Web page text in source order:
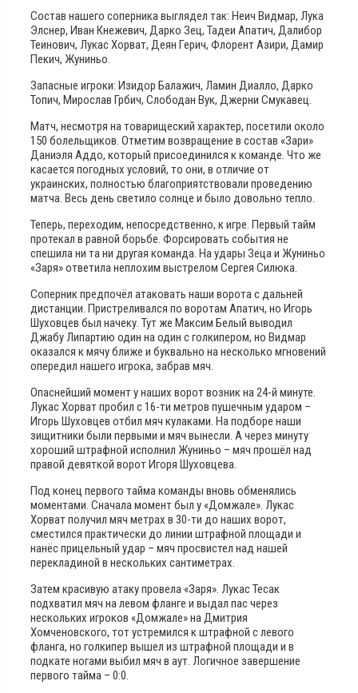
Состав нашего соперника выглядел так: Неич Видмар, Лука
Элснер, Иван Кнежевич, Дарко Зец, Тадеи Апатич, Далибор
Теинович, Лукас Хорват, Деян Герич, Флорент Азири, Дамир
Пекич, Жуниньо.
Запасные игроки: Изидор Балажич, Ламин Диалло, Дарко
Топич, Мирослав Грбич, Слободан Вук, Джерни Смукавец.
Матч, несмотря на товарищеский характер, посетили около
150 болельщиков. Отметим возвращение в состав «Зари»
Даниэля Аддо, который присоединился к команде. Что же
касается погодных условий, то они, в отличие от
украинских, полностью благоприятствовали проведению
матча. Весь день светило солнце и было довольно тепло.
Теперь, переходим, непосредственно, к игре. Первый тайм
протекал в равной борьбе. Форсировать события не
спешила ни та ни другая команда. На удары Зеца и Жуниньо
«Заря» ответила неплохим выстрелом Сергея Силюка.
Соперник предпочёл атаковать наши ворота с дальней
дистанции. Пристреливался по воротам Апатич, но Игорь
Шуховцев был начеку. Тут же Максим Белый выводил
Джабу Липартию один на один с голкипером, но Видмар
оказался к мячу ближе и буквально на несколько мгновений
опередил нашего игрока, забрав мяч.
Опаснейший момент у наших ворот возник на 24-й минуте.
Лукас Хорват пробил с 16-ти метров пушечным ударом –
Игорь Шуховцев отбил мяч кулаками. На подборе наши
зищитники были первыми и мяч вынесли. А через минуту
хороший штрафной исполнил Жуниньо – мяч прошёл над
правой девяткой ворот Игоря Шуховцева.
Под конец первого тайма команды вновь обменялись
моментами. Сначала момент был у «Домжале». Лукас
Хорват получил мяч метрах в 30-ти до наших ворот,
сместился практически до линии штрафной площади и
нанёс прицельный удар – мяч просвистел над нашей
перекладиной в нескольких сантиметрах.
Затем красивую атаку провела «Заря». Лукас Тесак
подхватил мяч на левом фланге и выдал пас через
нескольких игроков «Домжале» на Дмитрия
Хомченовского, тот устремился к штрафной с левого
фланга, но голкипер вышел из штрафной площади и в
подкате ногами выбил мяч в аут. Логичное завершение
первого тайма – 0:0.